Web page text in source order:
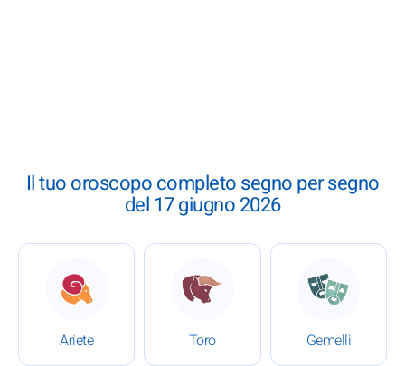
Il tuo oroscopo completo segno per segno
del 17 giugno 2026
Ariete
: Oroscopo completo del 17 giugno 2026
Toro
: Oroscopo completo del
Gemelli
: